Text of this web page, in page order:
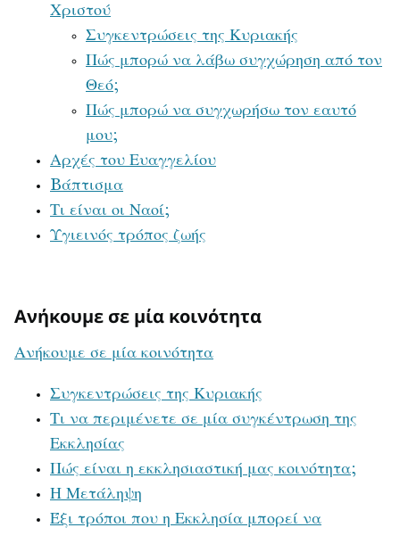
Χριστού
Συγκεντρώσεις της Κυριακής
Πώς μπορώ να λάβω συγχώρηση από τον
Θεό;
Πώς μπορώ να συγχωρήσω τον εαυτό
μου;
Αρχές του Ευαγγελίου
Bάπτισμα
Τι είναι οι Ναοί;
Υγιεινός τρόπος ζωής
Ανήκουμε σε μία κοινότητα
Ανήκουμε σε μία κοινότητα
Συγκεντρώσεις της Κυριακής
Τι να περιμένετε σε μία συγκέντρωση της
Εκκλησίας
Πώς είναι η εκκλησιαστική μας κοινότητα;
Η Μετάληψη
Έξι τρόποι που η Εκκλησία μπορεί να